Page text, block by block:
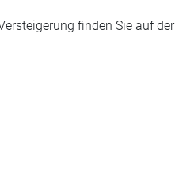
finden Sie auf der